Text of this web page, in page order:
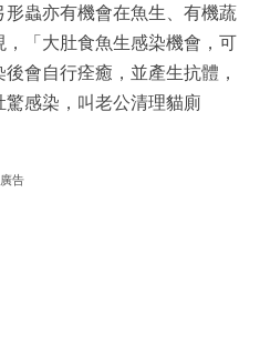
蟲亦有機會在魚生、有機蔬
「大肚食魚生感染機會，可
會自行痊癒，並產生抗體，
感染，叫老公清理貓廁
廣告